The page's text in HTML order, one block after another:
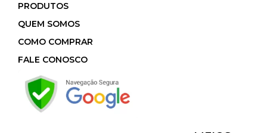
PRODUTOS
QUEM SOMOS
COMO COMPRAR
FALE CONOSCO